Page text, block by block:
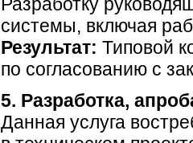
системы, включая
Результат: Типовой
по согласованию с
5. Разработка,
Данная услуга